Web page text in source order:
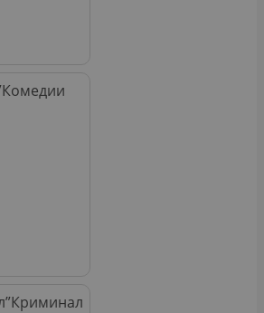
Комедии
Криминал